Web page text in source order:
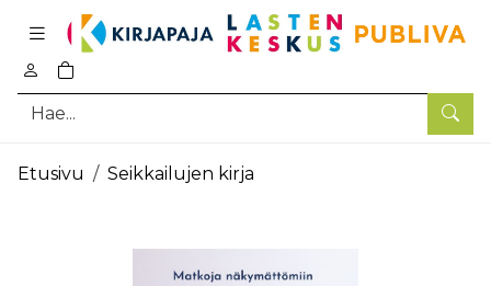
Hae
0
tuotetta ostoskorissa
Pääsisältö
Etusivu Seikkailujen kirja